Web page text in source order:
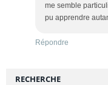
me semble
pu apprendre
Répondre
RECHERCHE